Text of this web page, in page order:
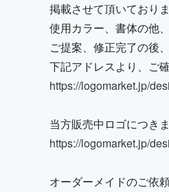
掲載させて頂いており
使用カラー、書体の他
ご提案、修正完了の後
下記アドレスより、ご
https://logomarket.jp/
当方販売中ロゴにつき
https://logomarket.jp/
オーダーメイドのご依